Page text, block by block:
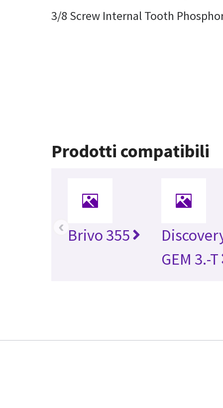
3/8 Screw Internal Tooth
Prodotti compatibili
Brivo 355
GEM 3.-T
‹